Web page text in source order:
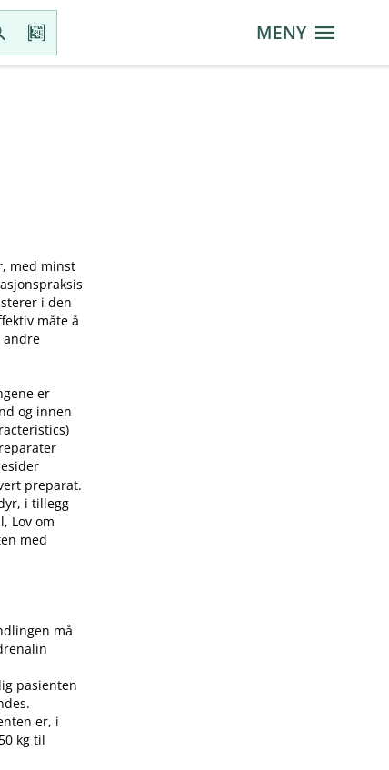
MENY
med minst
i den
måte å
andre
er
og innen
preparat.
i tillegg
Lov om
med
må
pasienten
er, i
kg til